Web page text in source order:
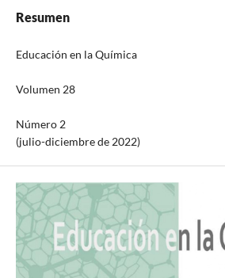
Resumen
Educación en la Química
Volumen 28
Número 2
(julio-diciembre de 2022)